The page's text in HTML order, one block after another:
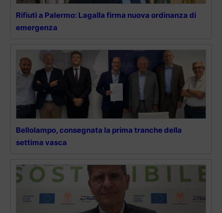
Rifiuti a Palermo: Lagalla firma nuova ordinanza di
emergenza
Bellolampo, consegnata la prima tranche della
settima vasca